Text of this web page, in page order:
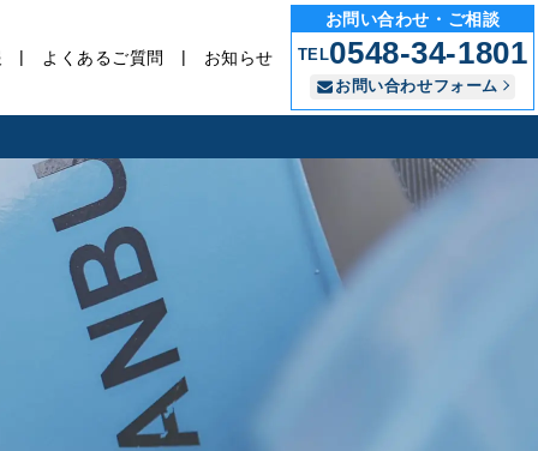
よくあるご質問 お知らせ
お問い合わせ・ご相談
TEL0548-34-1801
お問い合わせフォーム